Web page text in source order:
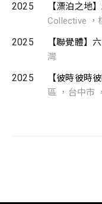
2025 【漂泊之地
Collective ，
2025 【聯覺體】
灣
2025 【彼時彼時
區 ，台中市